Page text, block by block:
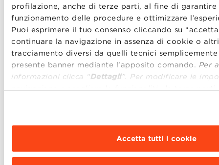
profilazione, anche di terze parti, al fine di
funzionamento delle procedure e ottimizzare
Puoi esprimere il tuo consenso cliccando su
continuare la navigazione in assenza di cookie o
tracciamento diversi da quelli tecnici
presente banner mediante l’apposito comando. Per
informazioni clicca “Dettagli”. Per modificare le
navigazione e scegliere le funzionalità, le terze parti
Accetta tutti i cookie